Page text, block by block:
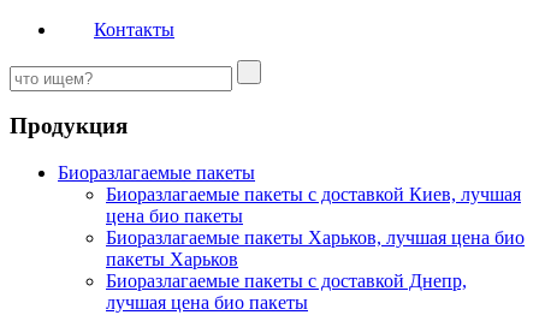
Контакты
Продукция
Биоразлагаемые пакеты
Биоразлагаемые пакеты с доставкой Киев, лучшая
цена био пакеты
Биоразлагаемые пакеты Харьков, лучшая цена био
пакеты Харьков
Биоразлагаемые пакеты с доставкой Днепр,
лучшая цена био пакеты